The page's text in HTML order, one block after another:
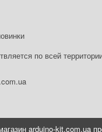
по всей
arduino-kit.com.ua